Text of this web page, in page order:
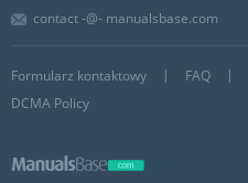
contact -@- manualsbase.com
Formularz kontaktowy FAQ
DCMA Policy